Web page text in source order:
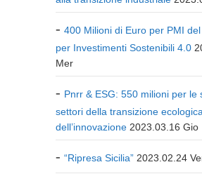
400 Milioni di Euro per PMI
per Investimenti Sostenibili 4.0
Mer
Pnrr & ESG: 550 milioni per le
settori della transizione
dell’innovazione 2023.03.16 Gio
“Ripresa Sicilia” 2023.02.24